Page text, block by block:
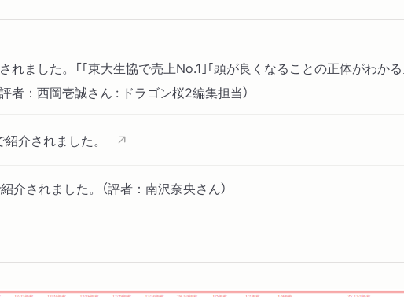
れました。「｢東大生協で売上No.1｣｢頭が良くなることの正体がわか
者：西岡壱誠さん : ドラゴン桜2編集担当）
介されました。
介されました。（評者：南沢奈央さん）